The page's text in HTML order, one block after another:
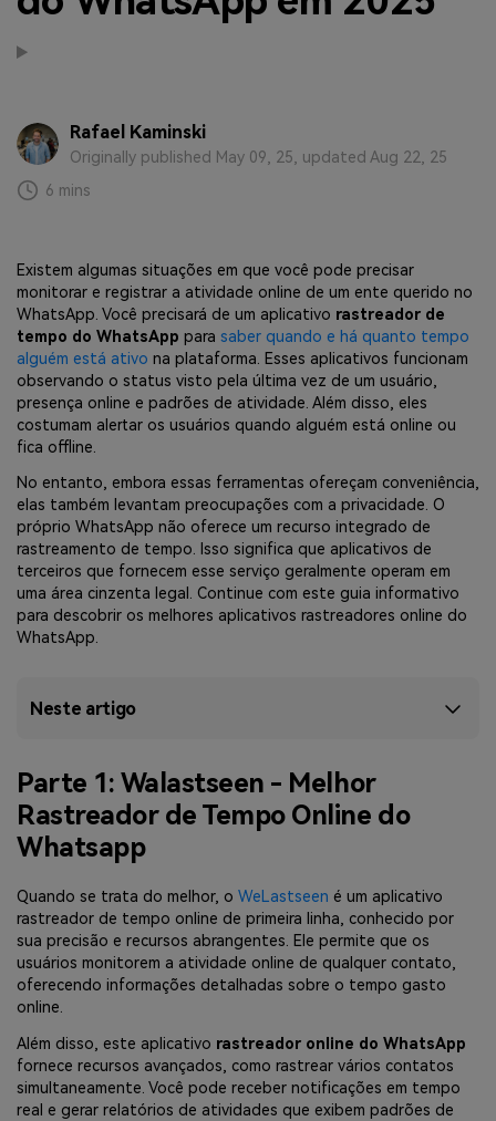
Transferir dados do telefone, dados do
WhatsApp e arquivos entre dispositivos.
O WeLastseen mantém seu WhatsApp conectado
e informado.
Rafael Kaminski
Originally published May 09, 25, updated Aug 22, 25
6 mins
Existem algumas situações em que você pode precisar
monitorar e registrar a atividade online de um ente querido no
WhatsApp. Você precisará de um aplicativo rastreador de
tempo do WhatsApp para saber quando e há quanto tempo
alguém está ativo na plataforma. Esses aplicativos funcionam
observando o status visto pela última vez de um usuário,
presença online e padrões de atividade. Além disso, eles
costumam alertar os usuários quando alguém está online ou
fica offline.
No entanto, embora essas ferramentas ofereçam conveniência,
elas também levantam preocupações com a privacidade. O
próprio WhatsApp não oferece um recurso integrado de
rastreamento de tempo. Isso significa que aplicativos de
terceiros que fornecem esse serviço geralmente operam em
uma área cinzenta legal. Continue com este guia informativo
para descobrir os melhores aplicativos rastreadores online do
WhatsApp.
Neste artigo
Parte 1: Walastseen - Melhor
Rastreador de Tempo Online do
Whatsapp
Quando se trata do melhor, o WeLastseen é um aplicativo
rastreador de tempo online de primeira linha, conhecido por
sua precisão e recursos abrangentes. Ele permite que os
usuários monitorem a atividade online de qualquer contato,
oferecendo informações detalhadas sobre o tempo gasto
online.
Além disso, este aplicativo rastreador online do WhatsApp
fornece recursos avançados, como rastrear vários contatos
simultaneamente. Você pode receber notificações em tempo
real e gerar relatórios de atividades que exibem padrões de